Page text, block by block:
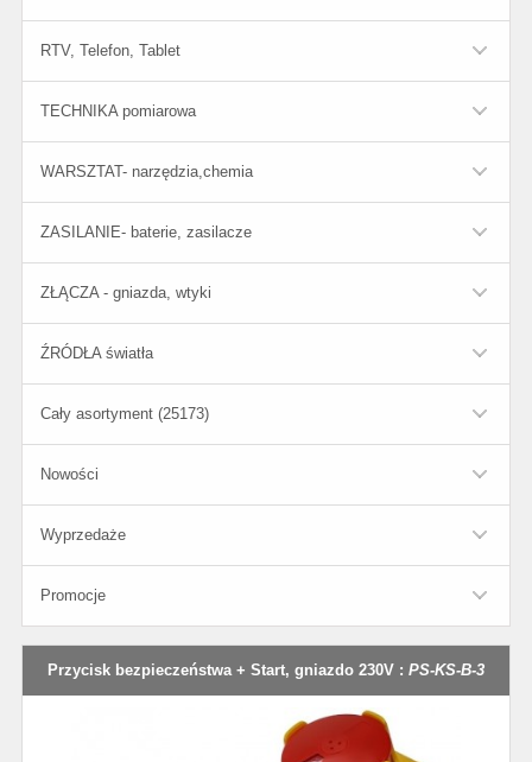
RTV, Telefon, Tablet
TECHNIKA pomiarowa
WARSZTAT- narzędzia,chemia
ZASILANIE- baterie, zasilacze
ZŁĄCZA - gniazda, wtyki
ŹRÓDŁA światła
Cały asortyment (25173)
Nowości
Wyprzedaże
Promocje
Przycisk bezpieczeństwa + Start, gniazdo 230V : PS-KS-B-3